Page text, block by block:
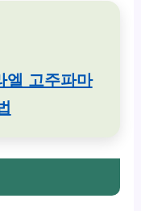
엘 고주파마